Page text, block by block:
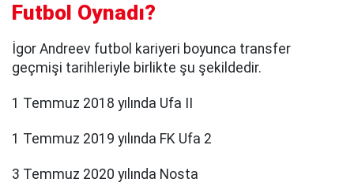
Futbol Oynadı?
İgor Andreev futbol kariyeri boyunca transfer
geçmişi tarihleriyle birlikte şu şekildedir.
1 Temmuz 2018 yılında Ufa II
1 Temmuz 2019 yılında FK Ufa 2
3 Temmuz 2020 yılında Nosta